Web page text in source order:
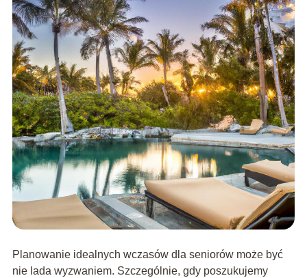
Planowanie idealnych wczasów dla seniorów może być
nie lada wyzwaniem. Szczególnie, gdy poszukujemy